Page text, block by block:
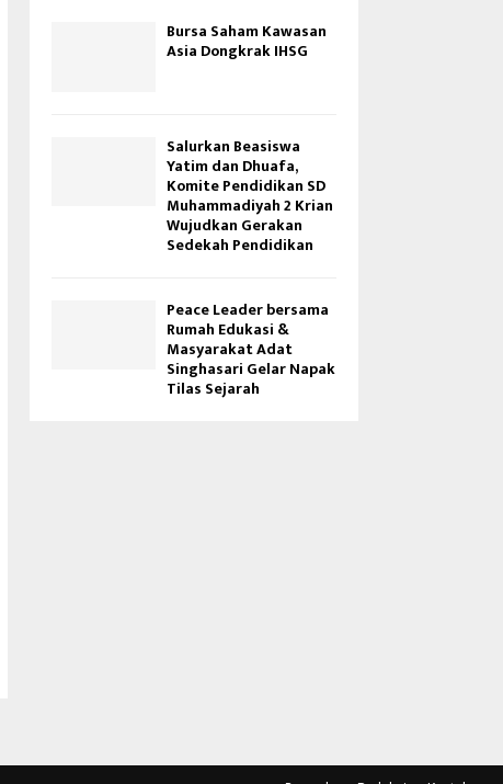
Bursa Saham Kawasan
Asia Dongkrak IHSG
Salurkan Beasiswa
Yatim dan Dhuafa,
Komite Pendidikan SD
Muhammadiyah 2 Krian
Wujudkan Gerakan
Sedekah Pendidikan
Peace Leader bersama
Rumah Edukasi &
Masyarakat Adat
Singhasari Gelar Napak
Tilas Sejarah